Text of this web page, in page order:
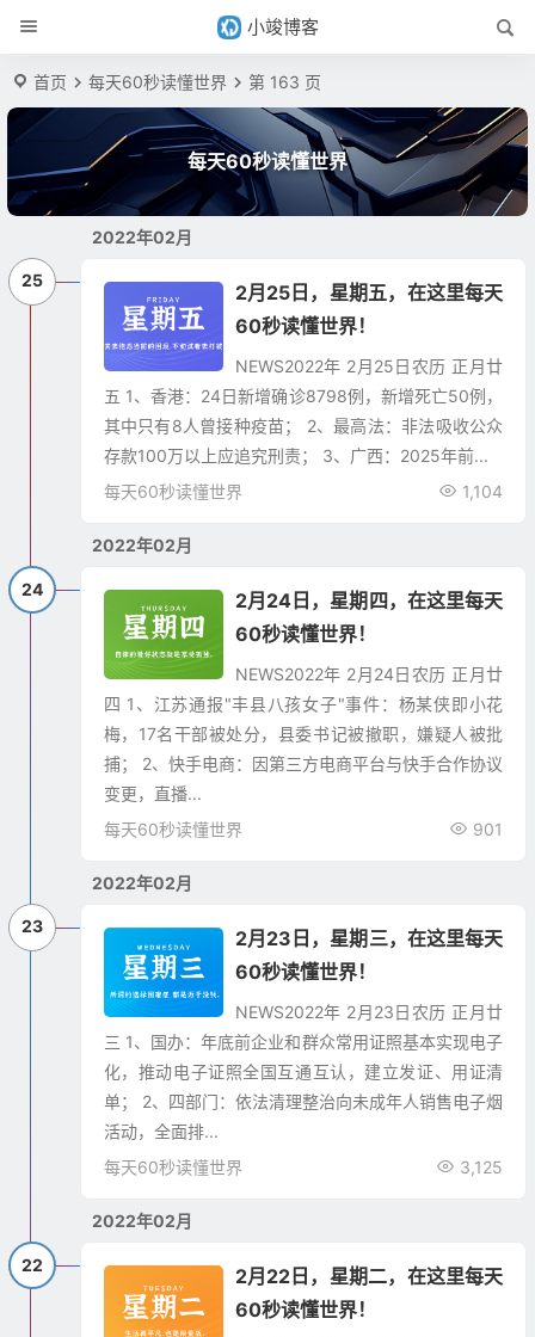
小竣博客
首页 每天60秒读懂世界 第 163 页
每天60秒读懂世界
25
2月25日，星期五，在这里每天
60秒读懂世界！
NEWS2022年 2月25日农历 正月廿
五 1、香港：24日新增确诊8798例，新增死亡50例，
其中只有8人曾接种疫苗； 2、最高法：非法吸收公众
存款100万以上应追究刑责； 3、广西：2025年前...
2022年02月
每天60秒读懂世界 1,104
24
2月24日，星期四，在这里每天
60秒读懂世界！
NEWS2022年 2月24日农历 正月廿
四 1、江苏通报"丰县八孩女子"事件：杨某侠即小花
梅，17名干部被处分，县委书记被撤职，嫌疑人被批
捕； 2、快手电商：因第三方电商平台与快手合作协议
变更，直播...
2022年02月
每天60秒读懂世界 901
23
2月23日，星期三，在这里每天
60秒读懂世界！
NEWS2022年 2月23日农历 正月廿
三 1、国办：年底前企业和群众常用证照基本实现电子
化，推动电子证照全国互通互认，建立发证、用证清
单； 2、四部门：依法清理整治向未成年人销售电子烟
活动，全面排...
2022年02月
每天60秒读懂世界 3,125
22
2月22日，星期二，在这里每天
60秒读懂世界！
2022年02月